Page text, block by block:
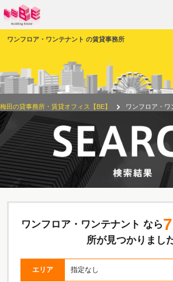
ワンフロア・ワンテナント の賃貸事務所
梅田の貸事務所・賃貸オフィス【BE】 ワンフロア・ワ
ワンフロア・ワンテナント なら
所が見つかりまし
エリア 指定なし